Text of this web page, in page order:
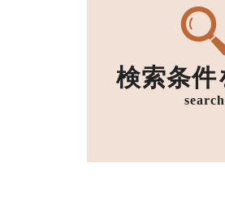
検索条件
search